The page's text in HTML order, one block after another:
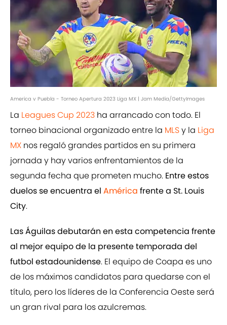
America v Puebla - Torneo Apertura 2023 Liga MX | Jam Media/GettyImages
La Leagues Cup 2023 ha arrancado con todo. El
torneo binacional organizado entre la MLSy la Liga
MX nos regaló grandes partidos en su primera
jornada y hay varios enfrentamientos de la
segunda fecha que prometen mucho. Entre estos
duelos se encuentra el América frente a St. Louis
City.
Las Águilas debutarán en esta competencia frente
al mejor equipo de la presente temporada del
futbol estadounidense. El equipo de Coapa es uno
de los máximos candidatos para quedarse con el
título, pero los líderes de la Conferencia Oeste será
un gran rival para los azulcremas.